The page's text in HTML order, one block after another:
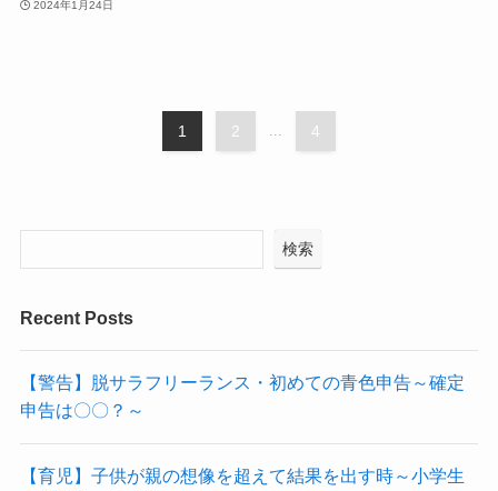
2024年1月24日
1 2 ... 4
検索
Recent Posts
【警告】脱サラフリーランス・初めての青色申告～確定
申告は〇〇？～
【育児】子供が親の想像を超えて結果を出す時～小学生